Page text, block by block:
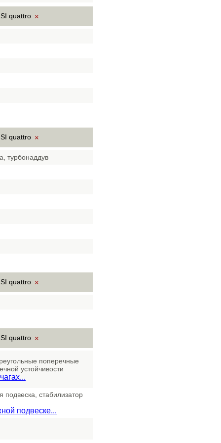
quattro ×
quattro ×
турбонаддув
quattro ×
quattro ×
поперечные
устойчивости
стабилизатор
подвеске...